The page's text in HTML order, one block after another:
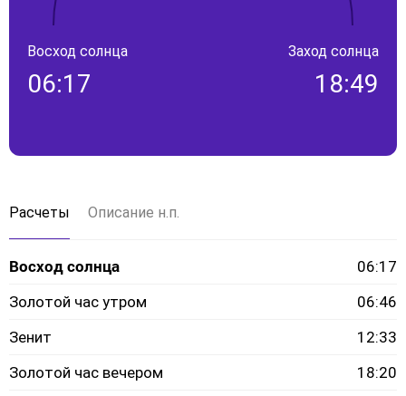
Восход солнца
06:17
Заход солнца
18:49
Расчеты Описание н.п.
Восход солнца
06:17
Золотой час утром
06:46
Зенит
12:33
Золотой час вечером
18:20